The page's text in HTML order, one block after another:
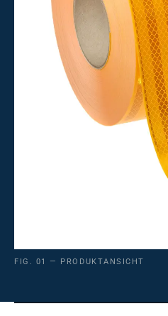
FIG. 01 — PRODUKTANSICHT